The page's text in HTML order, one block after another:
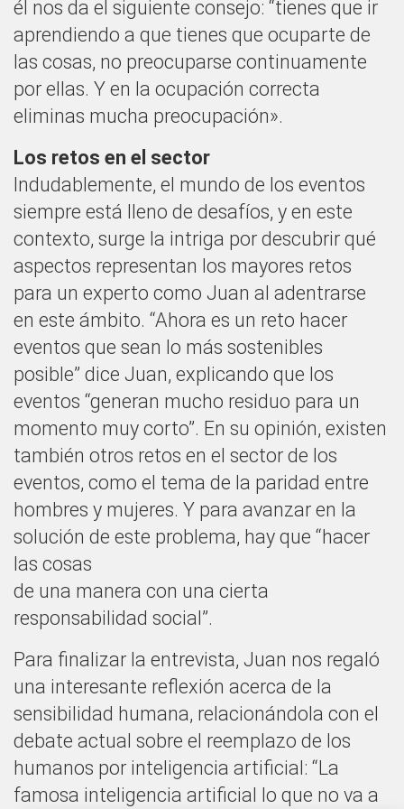
él nos da el siguiente consejo: “tienes que ir
aprendiendo a que tienes que ocuparte de
las cosas, no preocuparse continuamente
por ellas. Y en la ocupación correcta
eliminas mucha preocupación».
Los retos en el sector
Indudablemente, el mundo de los eventos
siempre está lleno de desafíos, y en este
contexto, surge la intriga por descubrir qué
aspectos representan los mayores retos
para un experto como Juan al adentrarse
en este ámbito. “Ahora es un reto hacer
eventos que sean lo más sostenibles
posible” dice Juan, explicando que los
eventos “generan mucho residuo para un
momento muy corto”. En su opinión, existen
también otros retos en el sector de los
eventos, como el tema de la paridad entre
hombres y mujeres. Y para avanzar en la
solución de este problema, hay que “hacer
las cosas
de una manera con una cierta
responsabilidad social”.
Para finalizar la entrevista, Juan nos regaló
una interesante reflexión acerca de la
sensibilidad humana, relacionándola con el
debate actual sobre el reemplazo de los
humanos por inteligencia artificial: “La
famosa inteligencia artificial lo que no va a